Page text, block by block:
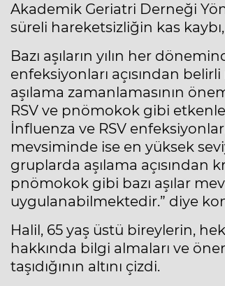
Akademik Geriatri Derneği
süreli hareketsizliğin kas kaybı,
Bazı aşıların yılın her
enfeksiyonları açısından
aşılama zamanlamasının
RSV ve pnömokok gibi
İnfluenza ve RSV
mevsiminde ise en yüksek
gruplarda aşılama açısından
pnömokok gibi bazı aşılar
uygulanabilmektedir.” diye
Halil, 65 yaş üstü bireylerin,
hakkında bilgi almaları ve
taşıdığının altını çizdi.